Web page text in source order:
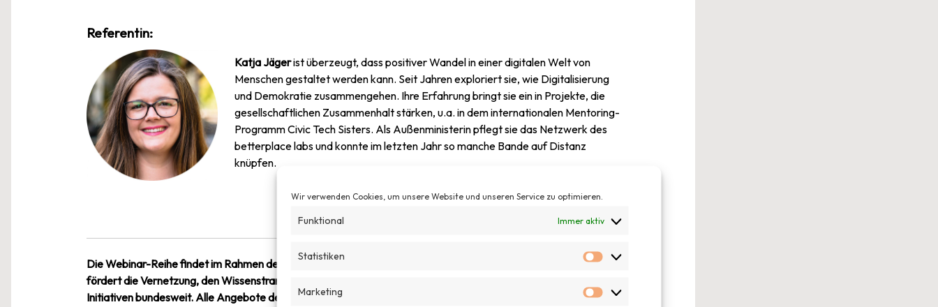
Wir verwenden Cookies, um unsere Website und unseren Service zu optimieren.
Funktional Immer aktiv
Statistiken
Statistiken
Marketing
Marketing
Referentin:
Katja Jägerist überzeugt, dass positiver Wandel in einer digitalen Welt von
Menschen gestaltet werden kann. Seit Jahren exploriert sie, wie Digitalisierung
und Demokratie zusammengehen. Ihre Erfahrung bringt sie ein in Projekte, die
gesellschaftlichen Zusammenhalt stärken, u.a. in dem internationalen Mentoring-
Programm Civic Tech Sisters. Als Außenministerin pflegt sie das Netzwerk des
betterplace labs und konnte im letzten Jahr so manche Bande auf Distanz
knüpfen.
Die Webinar-Reihe findet im Rahmen des ProgrammsopenTransfer #Patenschaften
statt. #Patenschaften
fördert die Vernetzung, den Wissenstransfer und die Verbreitung von Patenschafts-, Tandem-, und Mentoring-
Initiativen bundesweit. Alle Angebote des Programms sind kostenfrei.